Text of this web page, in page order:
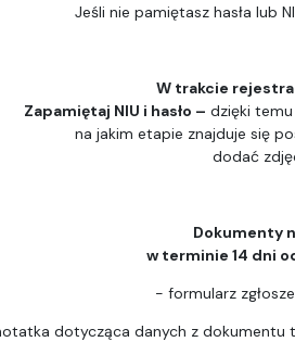
Jeśli nie pamiętasz hasła lub
W trakcie
Zapamiętaj NIU i hasło – dzięki temu
na jakim etapie znajduje się
dodać
Dokumenty
w terminie 14 dni
- formularz
dotycząca danych z dokumentu